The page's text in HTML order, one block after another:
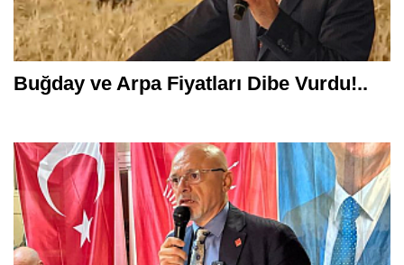
Buğday ve Arpa Fiyatları Dibe Vurdu!..